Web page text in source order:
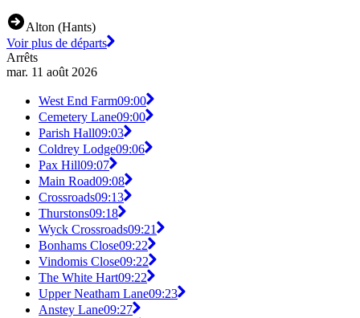
Alton (Hants)
Voir plus de départs
Arrêts
mar. 11 août 2026
West End Farm09:00
Cemetery Lane09:00
Parish Hall09:03
Coldrey Lodge09:06
Pax Hill09:07
Main Road09:08
Crossroads09:13
Thurstons09:18
Wyck Crossroads09:21
Bonhams Close09:22
Vindomis Close09:22
The White Hart09:22
Upper Neatham Lane09:23
Anstey Lane09:27